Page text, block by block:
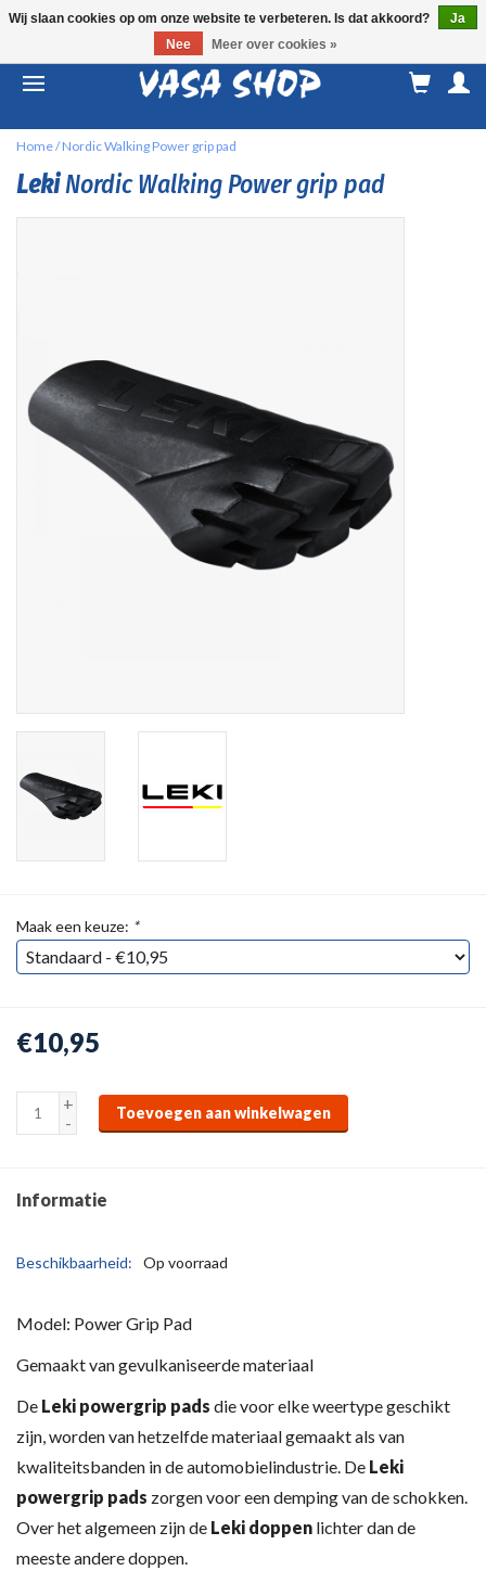
Home/Nordic Walking Power grip pad
LekiNordic Walking Power grip pad
Maak een keuze: *
€10,95
+
-
Toevoegen aan winkelwagen
Informatie
Beschikbaarheid: Op voorraad
Model: Power Grip Pad
Gemaakt van gevulkaniseerde materiaal
De Leki powergrip pads die voor elke weertype geschikt
zijn, worden van hetzelfde materiaal gemaakt als van
kwaliteitsbanden in de automobielindustrie. De Leki
powergrip pads zorgen voor een demping van de schokken.
Over het algemeen zijn de Leki doppen lichter dan de
meeste andere doppen.
Wij slaan cookies op om onze website te verbeteren. Is dat akkoord?
Ja
Nee
Meer over cookies »